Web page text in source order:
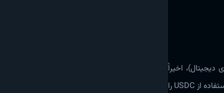
ارزهای دیجیتال)، اخیراً
سیاست خود را تغییر داد تا به کاربران اجازه دهد از ارز دیجیتال خود برای خرید قانونی سلاح گرم استفاده کنند. این تصمیم، ممنوعیت قبلی را که استفاده از USDC را